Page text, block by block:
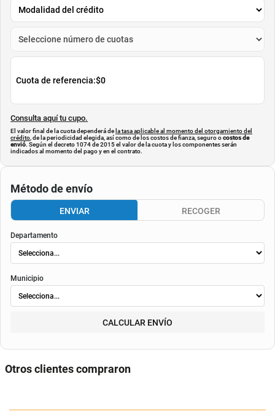
Cuota de referencia:$0
Consulta aquí tu cupo.
El valor final de la cuota dependerá de la tasa aplicable al momento del otorgamiento del
crédito , de la periodicidad elegida, así como de los costos de fianza, seguro ocostos de
envió. Según el decreto 1074 de 2015 el valor de la cuota y los componentes serán
indicados al momento del pago y en el contrato.
Método de envío
ENVIAR RECOGER
Departamento
Municipio
CALCULAR ENVÍO
Otros clientes compraron
1 Sopladora 2 Baterias 24V
De Mano Profesional Para Cortes